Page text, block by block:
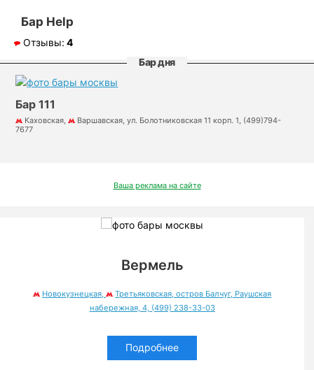
Бар Help
Отзывы: 4
Бар дня
Бар 111
Каховская,
Варшавская, ул. Болотниковская 11 корп. 1, (499)794-
7677
Ваша реклама на сайте
Вермель
Новокузнецкая,
Третьяковская, остров Балчуг, Раушская
набережная, 4, (499) 238-33-03
Подробнее